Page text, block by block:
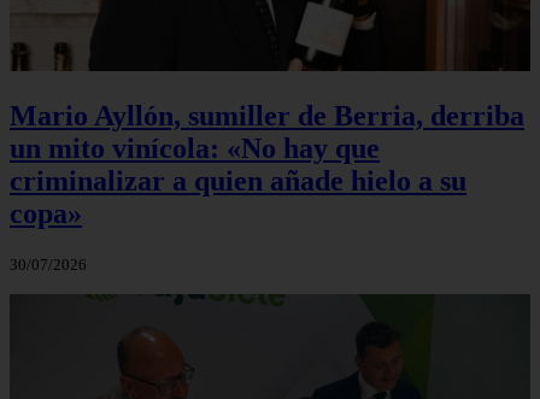
Mario Ayllón, sumiller de Berria, derriba
un mito vinícola: «No hay que
criminalizar a quien añade hielo a su
copa»
30/07/2026